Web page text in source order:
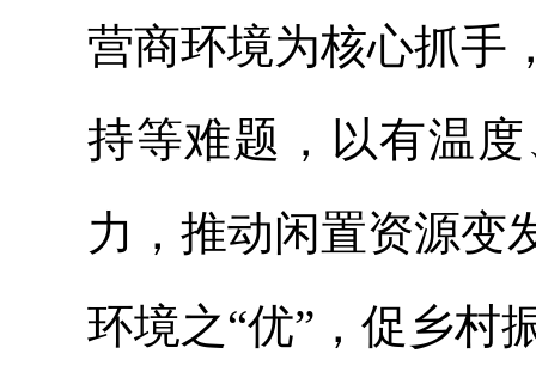
营商环境为核心抓手
持等难题，以有温
力，推动闲置资源变
环境之“优”，促乡村